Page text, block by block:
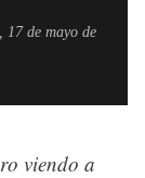
17 de mayo de
viendo a